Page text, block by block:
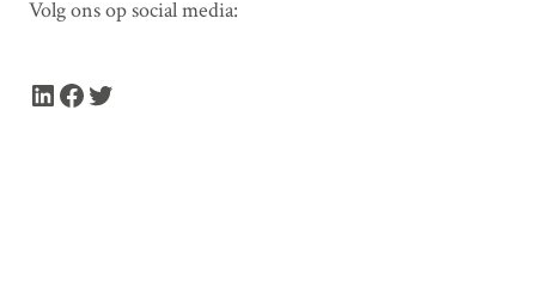
Volg ons op social media:
LinkedIn Facebook